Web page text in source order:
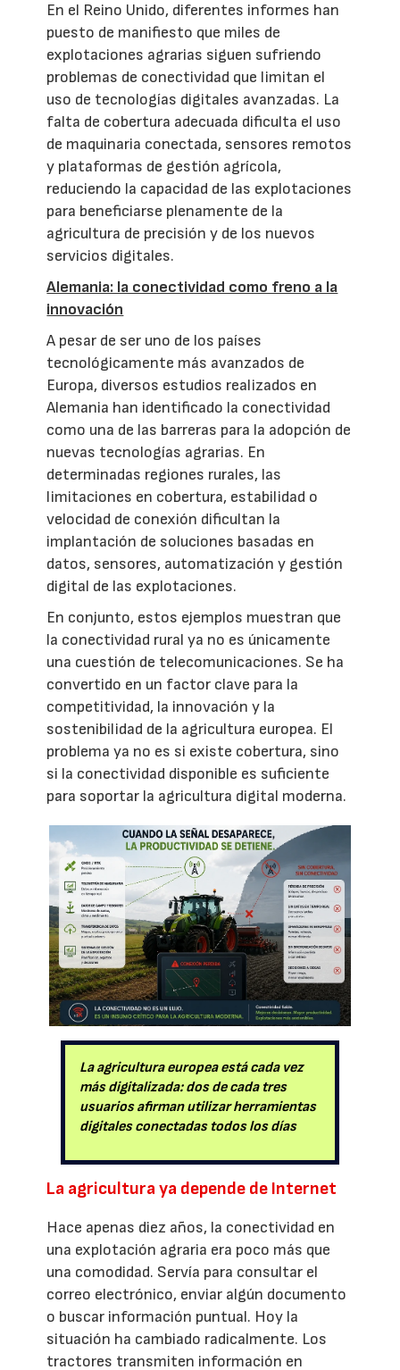
En el Reino Unido, diferentes informes han
puesto de manifiesto que miles de
explotaciones agrarias siguen sufriendo
problemas de conectividad que limitan el
uso de tecnologías digitales avanzadas. La
falta de cobertura adecuada dificulta el uso
de maquinaria conectada, sensores remotos
y plataformas de gestión agrícola,
reduciendo la capacidad de las explotaciones
para beneficiarse plenamente de la
agricultura de precisión y de los nuevos
servicios digitales.
Alemania: la conectividad como freno a la
innovación
A pesar de ser uno de los países
tecnológicamente más avanzados de
Europa, diversos estudios realizados en
Alemania han identificado la conectividad
como una de las barreras para la adopción de
nuevas tecnologías agrarias. En
determinadas regiones rurales, las
limitaciones en cobertura, estabilidad o
velocidad de conexión dificultan la
implantación de soluciones basadas en
datos, sensores, automatización y gestión
digital de las explotaciones.
En conjunto, estos ejemplos muestran que
la conectividad rural ya no es únicamente
una cuestión de telecomunicaciones. Se ha
convertido en un factor clave para la
competitividad, la innovación y la
sostenibilidad de la agricultura europea. El
problema ya no es si existe cobertura, sino
si la conectividad disponible es suficiente
para soportar la agricultura digital moderna.
La agricultura europea está cada vez
más digitalizada: dos de cada tres
usuarios afirman utilizar herramientas
digitales conectadas todos los días
La agricultura ya depende de Internet
Hace apenas diez años, la conectividad en
una explotación agraria era poco más que
una comodidad. Servía para consultar el
correo electrónico, enviar algún documento
o buscar información puntual. Hoy la
situación ha cambiado radicalmente. Los
tractores transmiten información en